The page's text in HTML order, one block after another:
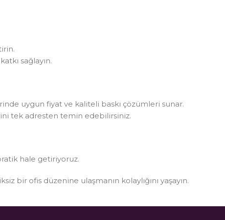
sağlayın.
uygun fiyat ve kaliteli baskı çözümleri sunar.
tek adresten temin edebilirsiniz.
hale getiriyoruz.
bir ofis düzenine ulaşmanın kolaylığını yaşayın.